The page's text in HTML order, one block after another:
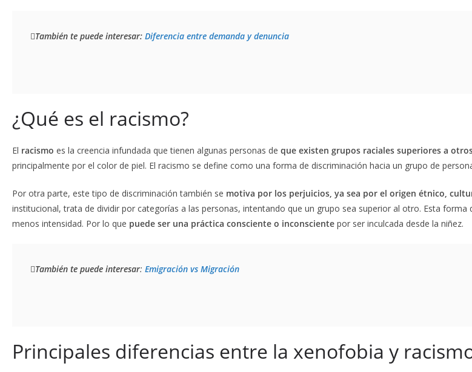
También te puede interesar: Diferencia entre demanda y denuncia
¿Qué es el racismo?
El racismo es la creencia infundada que tienen algunas personas de que existen grupos raciales superiores a
principalmente por el color de piel. El racismo se define como una forma de discriminación hacia un grupo de
Por otra parte, este tipo de discriminación también se motiva por los perjuicios, ya sea por el origen étnico,
institucional, trata de dividir por categorías a las personas, intentando que un grupo sea superior al otro. Esta
menos intensidad. Por lo que puede ser una práctica consciente o inconsciente por ser inculcada desde la niñez.
También te puede interesar: Emigración vs Migración
Principales diferencias entre la xenofobia y